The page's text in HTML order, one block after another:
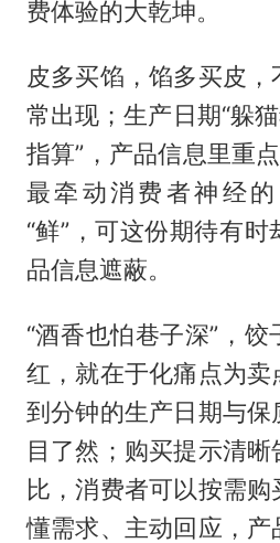
费体验的大乾坤。
皮多买馅，馅多买皮
常出现；生产日期“躲
指算”，产品信息里重
最牵动消费者神经
“鲜”，可这份期待有
品信息遮蔽。
“酒香也怕巷子深”，
红，就在于化痛点为
到分钟的生产日期与
目了然；购买提示清
比，消费者可以按需
懂需求、主动回应，